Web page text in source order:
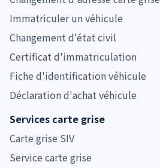
Immatriculer un véhicule
Changement d'état civil
Certificat d'immatriculation
Fiche d'identification véhicule
Déclaration d'achat véhicule
Services carte grise
Carte grise SIV
Service carte grise